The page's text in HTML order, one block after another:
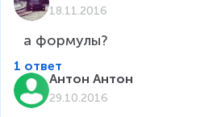
18.11.2016
а формулы?
1 ответ
Антон Антон
29.10.2016